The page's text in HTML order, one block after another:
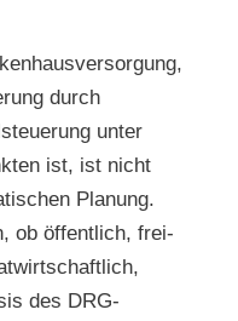
durch
unter
ist, ist nicht
Planung.
ob öffentlich, frei-
des DRG-